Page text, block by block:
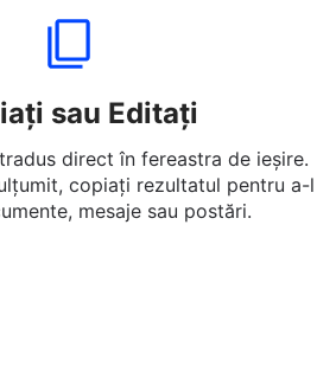
repede și cu mai puțin efort.
sau Editați
direct în fereastra de ieșire.